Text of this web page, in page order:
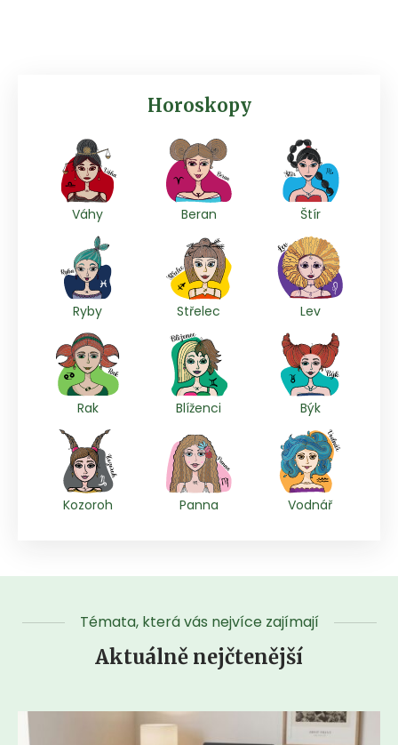
Horoskopy
Váhy Beran Štír
Ryby Střelec Lev
Rak Blíženci Býk
Kozoroh Panna Vodnář
Témata, která vás nejvíce zajímají
Aktuálně nejčtenější